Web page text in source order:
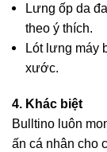
Lưng ốp da
theo ý thích.
Lót lưng máy
xước.
4. Khác biệt
Bulltino luôn
ấn cá nhân cho